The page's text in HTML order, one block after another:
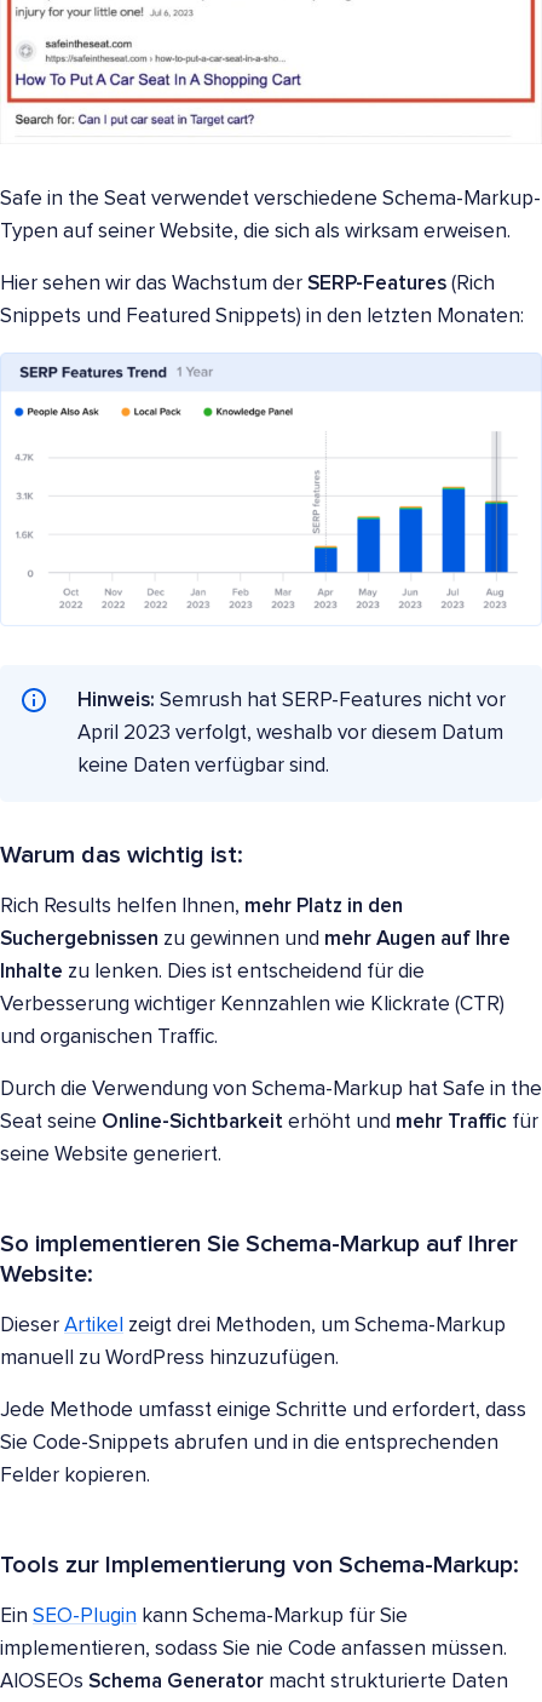
Safe in the Seat verwendet verschiedene Schema-Markup-
Typen auf seiner Website, die sich als wirksam erweisen.
Hier sehen wir das Wachstum der SERP-Features (Rich
Snippets und Featured Snippets) in den letzten Monaten:
Hinweis: Semrush hat SERP-Features nicht vor
April 2023 verfolgt, weshalb vor diesem Datum
keine Daten verfügbar sind.
Warum das wichtig ist:
Rich Results helfen Ihnen, mehr Platz in den
Suchergebnissen zu gewinnen und mehr Augen auf Ihre
Inhalte zu lenken. Dies ist entscheidend für die
Verbesserung wichtiger Kennzahlen wie Klickrate (CTR)
und organischen Traffic.
Durch die Verwendung von Schema-Markup hat Safe in the
Seat seine Online-Sichtbarkeit erhöht und mehr Traffic für
seine Website generiert.
So implementieren Sie Schema-Markup auf Ihrer
Website:
Dieser Artikel zeigt drei Methoden, um Schema-Markup
manuell zu WordPress hinzuzufügen.
Jede Methode umfasst einige Schritte und erfordert, dass
Sie Code-Snippets abrufen und in die entsprechenden
Felder kopieren.
Tools zur Implementierung von Schema-Markup:
Ein SEO-Plugin kann Schema-Markup für Sie
implementieren, sodass Sie nie Code anfassen müssen.
AIOSEOs Schema Generator macht strukturierte Daten